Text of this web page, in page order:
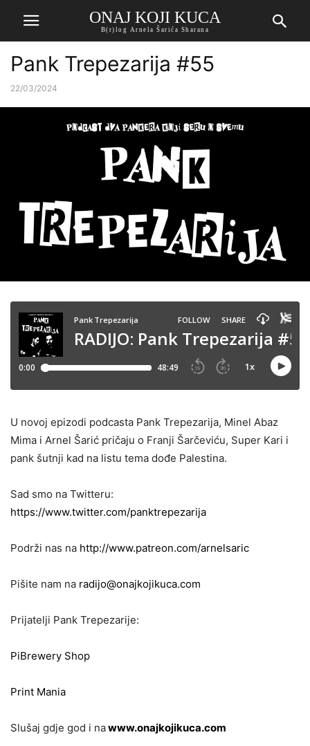
ONAJ KOJI KUCA
B(r)log Arnela Šarića Sharana
Pank Trepezarija #55
22/03/2024
U novoj epizodi podcasta Pank Trepezarija, Minel Abaz
Mima i Arnel Šarić pričaju o Franji Šarčeviću, Super Kari i
pank šutnji kad na listu tema dođe Palestina.
Sad smo na Twitteru:
https://www.twitter.com/panktrepezarija
Podrži nas na http://www.patreon.com/arnelsaric
Pišite nam na radijo@onajkojikuca.com
Prijatelji Pank Trepezarije:
PiBrewery Shop
Print Mania
Slušaj gdje god i nawww.onajkojikuca.com